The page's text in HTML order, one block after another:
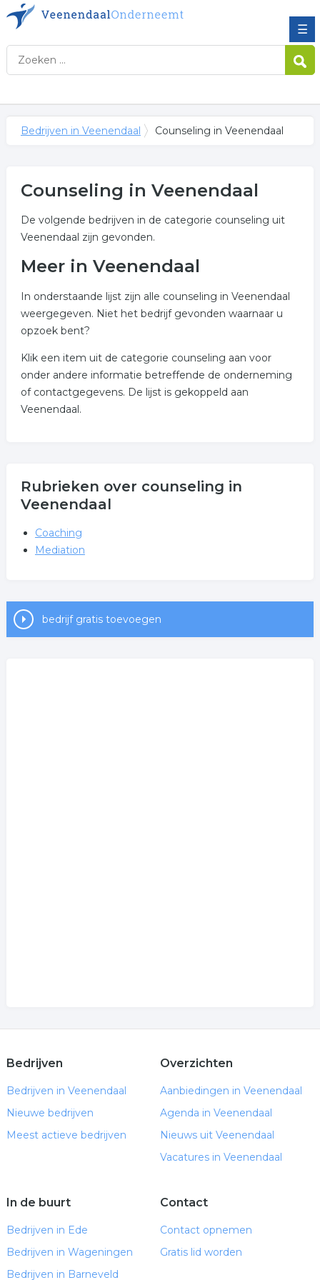
☰
Bedrijven in Veenendaal Counseling in Veenendaal
Counseling in Veenendaal
De volgende bedrijven in de categorie counseling uit
Veenendaal zijn gevonden.
Meer in Veenendaal
In onderstaande lijst zijn alle counseling in Veenendaal
weergegeven. Niet het bedrijf gevonden waarnaar u
opzoek bent?
Klik een item uit de categorie counseling aan voor
onder andere informatie betreffende de onderneming
of contactgegevens. De lijst is gekoppeld aan
Veenendaal.
Rubrieken over counseling in
Veenendaal
Coaching
Mediation
bedrijf gratis toevoegen
Bedrijven
Bedrijven in Veenendaal
Nieuwe bedrijven
Meest actieve bedrijven
Overzichten
Aanbiedingen in Veenendaal
Agenda in Veenendaal
Nieuws uit Veenendaal
Vacatures in Veenendaal
In de buurt
Bedrijven in Ede
Bedrijven in Wageningen
Bedrijven in Barneveld
Contact
Contact opnemen
Gratis lid worden